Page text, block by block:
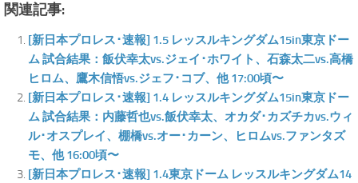
関連記事:
[新日本プロレス･速報] 1.5 レッスルキングダム15in東京ドー
ム 試合結果：飯伏幸太vs.ジェイ･ホワイト、石森太二vs.高橋
ヒロム、鷹木信悟vs.ジェフ･コブ、他 17:00頃〜
[新日本プロレス･速報] 1.4 レッスルキングダム15in東京ドー
ム 試合結果：内藤哲也vs.飯伏幸太、オカダ･カズチカvs.ウィ
ル･オスプレイ、棚橋vs.オー･カーン、ヒロムvs.ファンタズ
モ、他 16:00頃〜
[新日本プロレス･速報] 1.4東京ドーム レッスルキングダム14